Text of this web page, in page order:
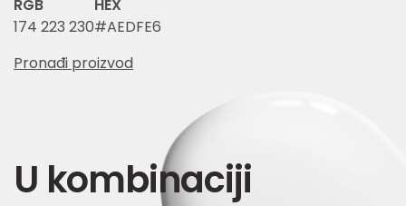
RGB
174 223 230
HEX
#AEDFE6
Pronađi proizvod
U kombinaciji